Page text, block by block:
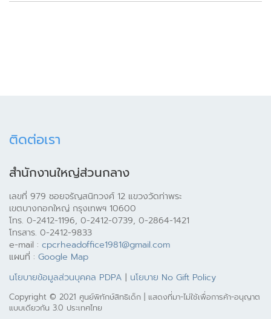
ติดต่อเรา
สำนักงานใหญ่ส่วนกลาง
เลขที่ 979 ซอยจรัญสนิทวงศ์ 12 แขวงวัดท่าพระ
เขตบางกอกใหญ่ กรุงเทพฯ 10600
โทร. 0-2412-1196, 0-2412-0739, 0-2864-1421
โทรสาร. 0-2412-9833
e-mail : cpcrheadoffice1981@gmail.com
แผนที่ : Google Map
นโยบายข้อมูลส่วนบุคคล PDPA | นโยบาย No Gift Policy
Copyright © 2021 ศูนย์พิทักษ์สิทธิเด็ก | แสดงที่มา-ไม่ใช้เพื่อการค้า-อนุญาต
แบบเดียวกัน 3.0 ประเทศไทย